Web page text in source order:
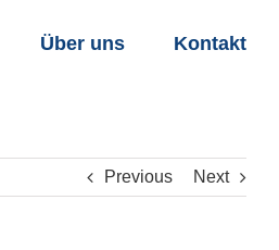
Über uns Kontakt
Previous Next